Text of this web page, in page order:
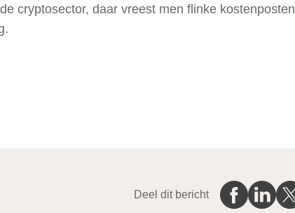
cryptosector, daar vreest men flinke kostenposten
Deel dit bericht